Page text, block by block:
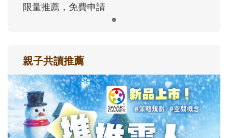
限量推薦，免費申請
親子共讀推薦